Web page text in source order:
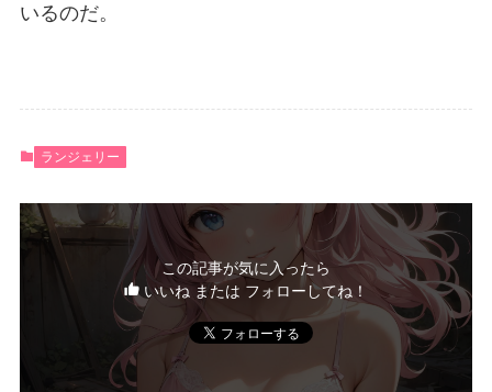
いるのだ。
ランジェリー
この記事が気に入ったら
いいね または フォローしてね！